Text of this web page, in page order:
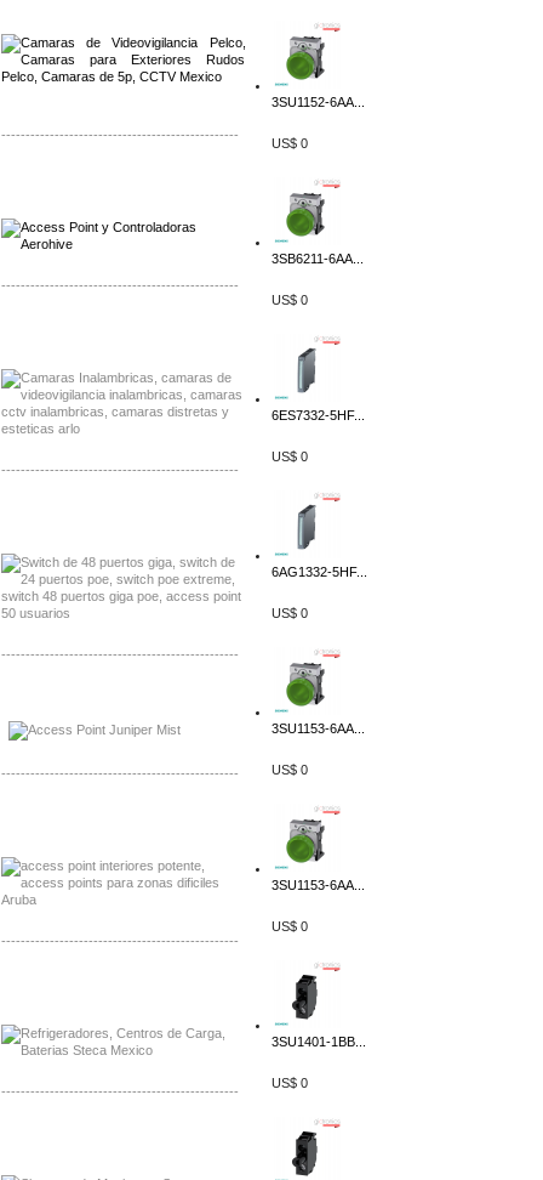
-------------------------------------------------
-------------------------------------------------
-------------------------------------------------
-------------------------------------------------
-------------------------------------------------
-------------------------------------------------
-------------------------------------------------
3SU1152-6AA...
US$ 0
3SB6211-6AA...
US$ 0
6ES7332-5HF...
US$ 0
6AG1332-5HF...
US$ 0
3SU1153-6AA...
US$ 0
3SU1153-6AA...
US$ 0
3SU1401-1BB...
US$ 0